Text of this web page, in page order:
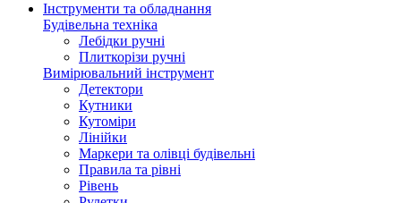
Інструменти та обладнання
Будівельна техніка
Лебідки ручні
Плиткорізи ручні
Вимірювальний інструмент
Детектори
Кутники
Кутоміри
Лінійки
Маркери та олівці будівельні
Правила та рівні
Рівень